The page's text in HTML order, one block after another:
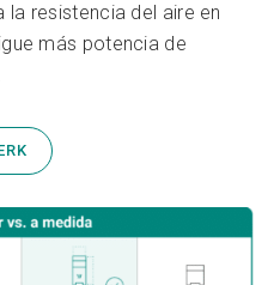
resistencia del aire en
más potencia de